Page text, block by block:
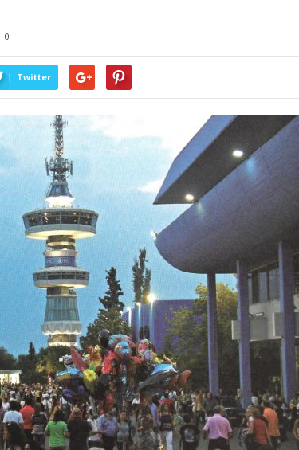
0
Twitter